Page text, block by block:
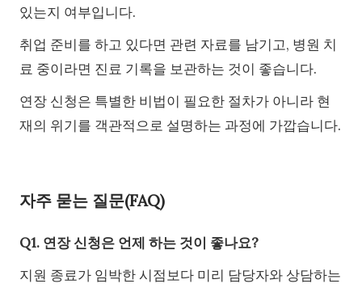
있는지 여부입니다.
취업 준비를 하고 있다면 관련 자료를 남기고, 병원 치
료 중이라면 진료 기록을 보관하는 것이 좋습니다.
연장 신청은 특별한 비법이 필요한 절차가 아니라 현
재의 위기를 객관적으로 설명하는 과정에 가깝습니다.
자주 묻는 질문(FAQ)
Q1. 연장 신청은 언제 하는 것이 좋나요?
지원 종료가 임박한 시점보다 미리 담당자와 상담하는